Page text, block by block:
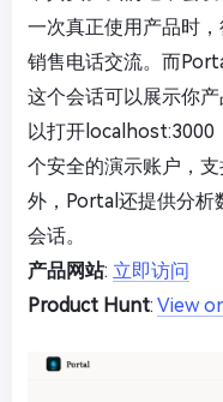
一次真正使用产品时
销售电话交流。而
这个会话可以展示你
以打开localhost:3000
个安全的演示账户，
外，Portal还提供分析
会话。
产品网站: 立即访问
Product Hunt: View